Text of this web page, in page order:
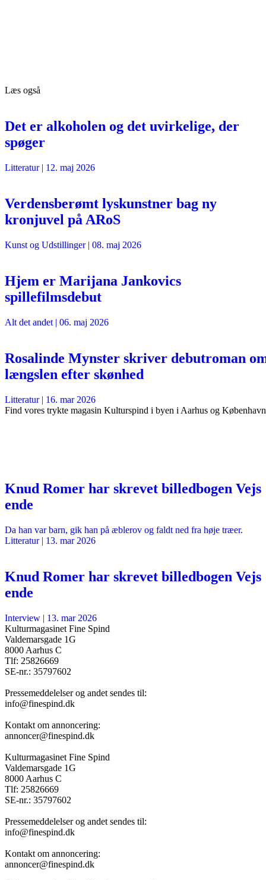
Læs også
Det er alkoholen og det uvirkelige, der
spøger
Litteratur| 12. maj 2026
Verdensberømt lyskunstner bag ny
kronjuvel på ARoS
Kunst og Udstillinger| 08. maj 2026
Hjem er Marijana Jankovics
spillefilmsdebut
Alt det andet | 06. maj 2026
Rosalinde Mynster skriver debutroman
længslen efter skønhed
Litteratur| 16. mar 2026
Find vores trykte magasin Kulturspind i byen i Aarhus og København
Knud Romer har skrevet billedbogen Vejs
ende
Da han var barn, gik han på æblerov og faldt ned fra høje træer.
Litteratur| 13. mar 2026
Knud Romer har skrevet billedbogen Vejs
ende
Interview | 13. mar 2026
Kulturmagasinet Fine Spind
Valdemarsgade 1G
8000 Aarhus C
Tlf: 25826669
SE-nr.: 35797602
Pressemeddelelser og andet sendes til:
info@finespind.dk
Kontakt om annoncering:
annoncer@finespind.dk
Kulturmagasinet Fine Spind
Valdemarsgade 1G
8000 Aarhus C
Tlf: 25826669
SE-nr.: 35797602
Pressemeddelelser og andet sendes til:
info@finespind.dk
Kontakt om annoncering:
annoncer@finespind.dk